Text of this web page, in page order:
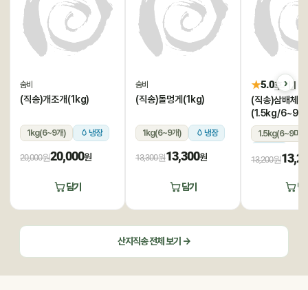
숨비
(직송)개조개(1kg)
1kg(6~9개) 냉장
20,000원20,000원
담기
숨비
(직송)돌멍게(1kg)
1kg(6~9개) 냉장
13,300원13,300원
담기
★5.0후기 1
(직송)삼배체굴
(1.5kg/6~9
1.5kg(6~9미)
13,200원
담
산지직송 전체 보기 →